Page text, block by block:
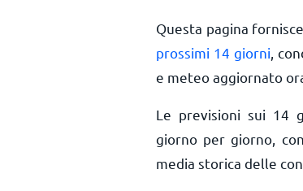
Questa pagina
prossimi 14 giorni ,
e meteo aggiornato
Le previsioni sui 14
giorno per giorno,
media storica delle